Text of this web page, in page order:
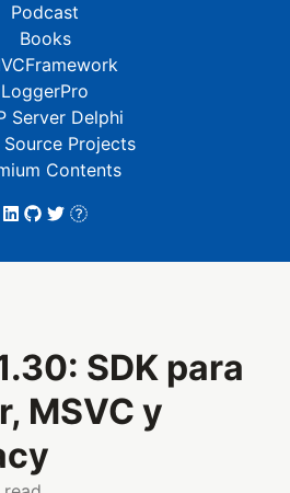
Podcast
Books
LoggerPro
Server Delphi
Source Projects
Contents
SDK para
MSVC y